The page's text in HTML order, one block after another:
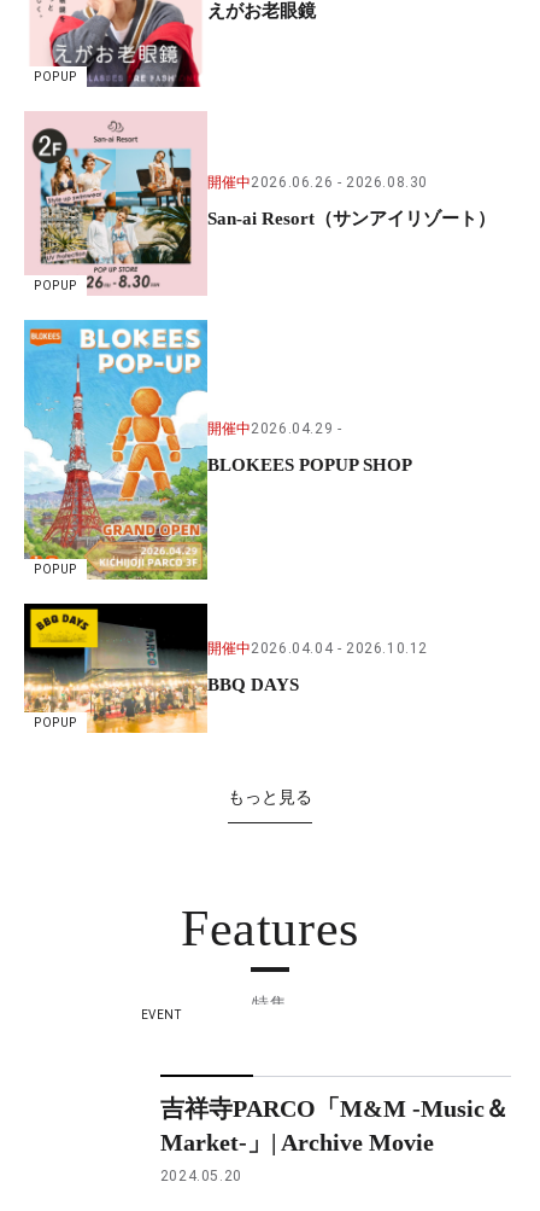
POPUP
えがお老眼鏡
POPUP
開催中2026.06.26 2026.08.30
San-ai Resort（サンアイリゾート）
POPUP
開催中2026.04.29
BLOKEES POPUP SHOP
POPUP
開催中2026.04.04 2026.10.12
BBQ DAYS
もっと見る
Features
特集
EVENT
吉祥寺PARCO「M&M -Music＆
Market-」| Archive Movie
2024.05.20